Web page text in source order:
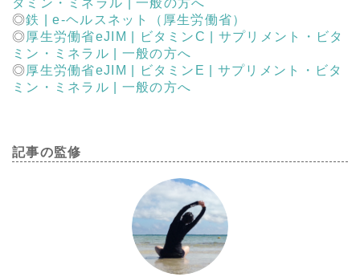
タミン・ミネラル | 一般の方へ
鉄 | e-ヘルスネット（厚生労働省）
厚生労働省eJIM | ビタミンC | サプリメント・ビタ
ミン・ミネラル | 一般の方へ
厚生労働省eJIM | ビタミンE | サプリメント・ビタ
ミン・ミネラル | 一般の方へ
記事の監修